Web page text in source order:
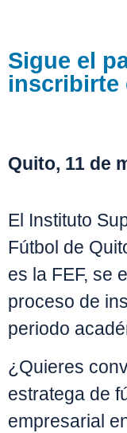
Sigue el
inscribirte
Quito, 11 de
El Instituto
Fútbol de
es la FEF, se
proceso de
periodo
¿Quieres
estratega de
empresarial